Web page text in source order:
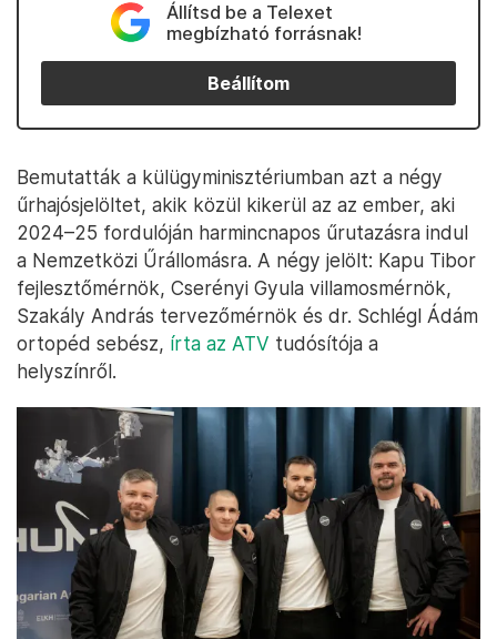
Állítsd be a Telexet
megbízható forrásnak!
Beállítom
Bemutatták a külügyminisztériumban azt a négy
űrhajósjelöltet, akik közül kikerül az az ember, aki
2024–25 fordulóján harmincnapos űrutazásra indul
a Nemzetközi Űrállomásra. A négy jelölt: Kapu Tibor
fejlesztőmérnök, Cserényi Gyula villamosmérnök,
Szakály András tervezőmérnök és dr. Schlégl Ádám
ortopéd sebész, írta az ATV tudósítója a
helyszínről.